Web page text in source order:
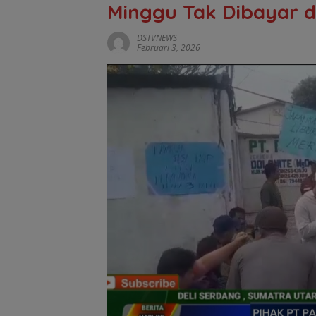
Minggu Tak Dibayar
DSTVNEWS
Februari 3, 2026